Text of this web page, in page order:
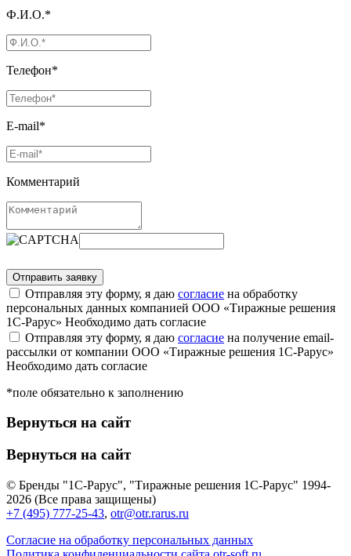
Ф.И.О.*
Телефон*
E-mail*
Комментарий
Отправляя эту форму, я даю согласие на обработку
персональных данных компанией ООО «Тиражные решения
1С-Рарус» Необходимо дать согласие
Отправляя эту форму, я даю согласие на получение email-
рассылки от компании ООО «Тиражные решения 1С-Рарус»
Необходимо дать согласие
*поле обязательно к заполнению
Вернуться на сайт
Вернуться на сайт
© Бренды "1С-Рарус", "Тиражные решения 1С-Рарус" 1994-
2026 (Все права защищены)
+7 (495) 777-25-43, otr@otr.rarus.ru
Согласие на обработку персональных данных